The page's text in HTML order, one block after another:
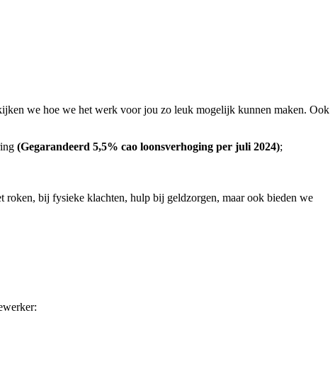
we hoe we het werk voor jou zo leuk mogelijk kunnen maken. Ook
(Gegarandeerd 5,5% cao loonsverhoging per juli 2024);
bij fysieke klachten, hulp bij geldzorgen, maar ook bieden we